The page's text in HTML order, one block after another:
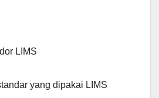
LIMS
yang dipakai LIMS